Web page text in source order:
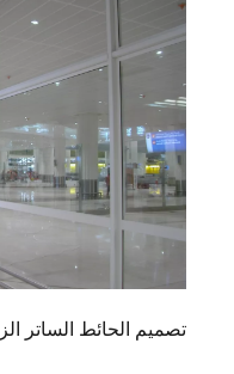
تصميم الحائط الساتر